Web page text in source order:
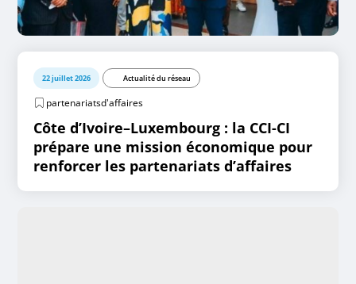
22 juillet 2026 Actualité du réseau
partenariatsd'affaires
Côte d’Ivoire–Luxembourg : la CCI-CI
prépare une mission économique pour
renforcer les partenariats d’affaires